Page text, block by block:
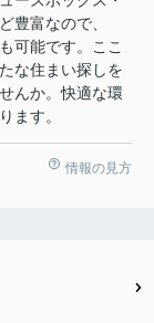
豊富なので、
可能です。ここ
な住まい探しを
んか。快適な環
ます。
情報の見方